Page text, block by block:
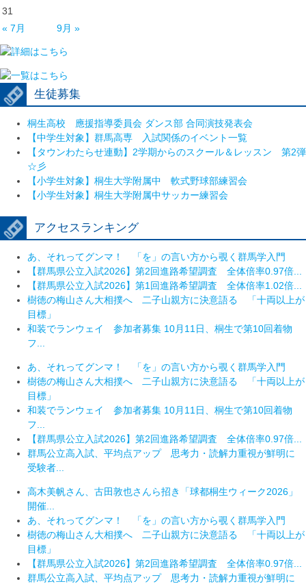
31
« 7月
9月 »
生徒募集
桐生高校 應援指導委員会 ダンス部 合同演技発表会
【中学生対象】群馬高専 入試関係のイベント一覧
【タウンわたらせ連動】2学期からのスクール＆レッスン 第2弾
☆彡
【小学生対象】桐生大学附属中 軟式野球部練習会
【小学生対象】桐生大学附属中サッカー練習会
アクセスランキング
あ、それってグンマ！ 「を」の言い方から覗く群馬学入門
【群馬県公立入試2026】第2回進路希望調査 全体倍率0.97倍...
【群馬県公立入試2026】第1回進路希望調査 全体倍率1.02倍...
樹徳の梅山さん大相撲へ 二子山親方に決意語る 「十両以上が
目標」
和装でランウェイ 参加者募集 10月11日、桐生で第10回着物
フ...
あ、それってグンマ！ 「を」の言い方から覗く群馬学入門
樹徳の梅山さん大相撲へ 二子山親方に決意語る 「十両以上が
目標」
和装でランウェイ 参加者募集 10月11日、桐生で第10回着物
フ...
【群馬県公立入試2026】第2回進路希望調査 全体倍率0.97倍...
群馬公立高入試、平均点アップ 思考力・読解力重視が鮮明に
受験者...
高木美帆さん、古田敦也さんら招き「球都桐生ウィーク2026」
開催...
あ、それってグンマ！ 「を」の言い方から覗く群馬学入門
樹徳の梅山さん大相撲へ 二子山親方に決意語る 「十両以上が
目標」
【群馬県公立入試2026】第2回進路希望調査 全体倍率0.97倍...
群馬公立高入試、平均点アップ 思考力・読解力重視が鮮明に